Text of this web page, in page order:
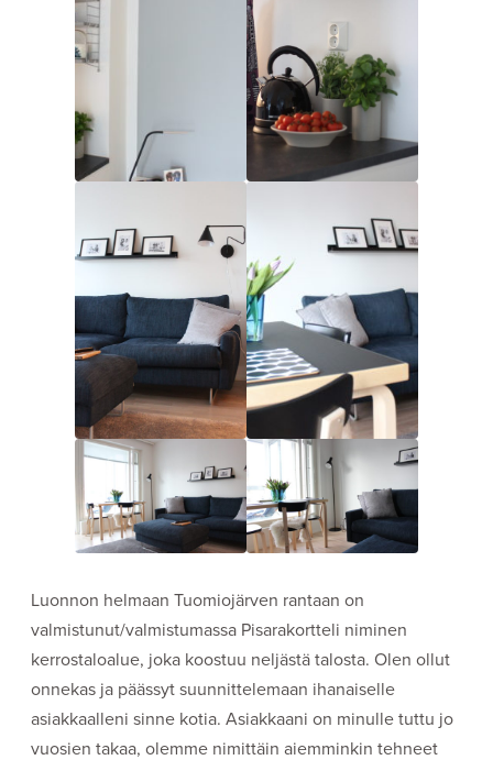
Luonnon helmaan Tuomiojärven rantaan on
valmistunut/valmistumassa Pisarakortteli niminen
kerrostaloalue, joka koostuu neljästä talosta. Olen ollut
onnekas ja päässyt suunnittelemaan ihanaiselle
asiakkaalleni sinne kotia. Asiakkaani on minulle tuttu jo
vuosien takaa, olemme nimittäin aiemminkin tehneet